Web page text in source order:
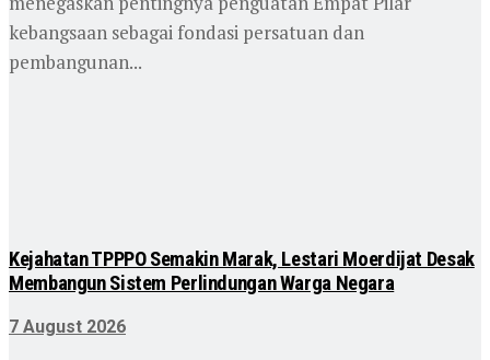
kebangsaan sebagai fondasi persatuan dan
pembangunan...
Kejahatan TPPPO Semakin Marak, Lestari Moerdijat Desak
Membangun Sistem Perlindungan Warga Negara
7 August 2026